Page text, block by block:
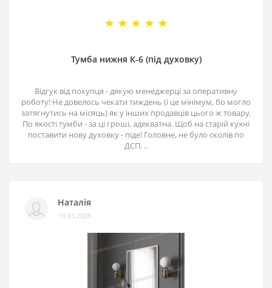
Тумба нижня К-6 (під духовку)
Відгук від покупця - дякую менеджерці за оперативну
роботу! Не довелось чекати тиждень (і це мінімум, бо могло
затягнутись на місяць) як у інших продавців цього ж товару.
По якості тумби - за ці гроші, адекватна. Щоб на старій кухні
поставити нову духовку - піде! Головне, не було сколів по
ДСП. ..
Наталія
19.03.2026